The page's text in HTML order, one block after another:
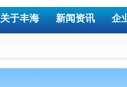
关于丰海 新闻资讯 企